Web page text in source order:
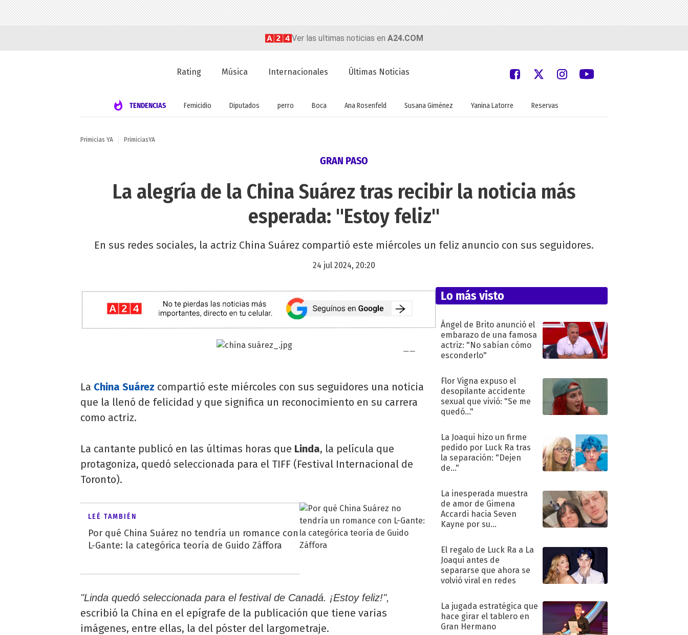
Ver las ultimas noticias en A24.COM
Rating Música Internacionales Últimas Noticias
TENDENCIAS Femicidio Diputados perro Boca Ana Rosenfeld Susana Giménez Yanina Latorre Reservas
Primicias YA PrimiciasYA
GRAN PASO
La alegría de la China Suárez tras recibir la noticia más
esperada: "Estoy feliz"
En sus redes sociales, la actriz China Suárez compartió este miércoles un feliz anuncio con sus seguidores.
24 jul 2024, 20:20
La China Suárez compartió este miércoles con sus seguidores una noticia
que la llenó de felicidad y que significa un reconocimiento en su carrera
como actriz.
La cantante publicó en las últimas horas que Linda, la película que
protagoniza, quedó seleccionada para el TIFF (Festival Internacional de
Toronto).
LEÉ TAMBIÉN
Por qué China Suárez no tendría un romance con
L-Gante: la categórica teoría de Guido Záffora
"Linda quedó seleccionada para el festival de Canadá. ¡Estoy feliz!",
escribió la China en el epígrafe de la publicación que tiene varias
imágenes, entre ellas, la del póster del largometraje.
Lo más visto
Ángel de Brito anunció el
embarazo de una famosa
actriz: "No sabían cómo
esconderlo"
Flor Vigna expuso el
desopilante accidente
sexual que vivió: "Se me
quedó..."
La Joaqui hizo un firme
pedido por Luck Ra tras
la separación: "Dejen
de..."
La inesperada muestra
de amor de Gimena
Accardi hacia Seven
Kayne por su
El regalo de Luck Ra a La
Joaqui antes de
separarse que ahora se
volvió viral en redes
La jugada estratégica que
hace girar el tablero en
Gran Hermano